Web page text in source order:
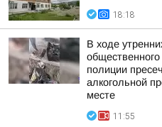
18:18
В ходе
полиции
алкогольной
месте
11:55